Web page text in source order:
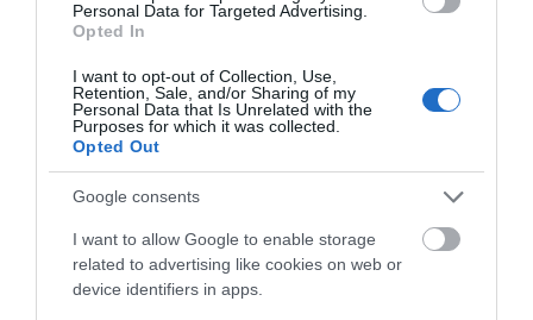
Personal Data for Targeted Advertising.
Opted In
I want to opt-out of Collection, Use,
Retention, Sale, and/or Sharing of my
Personal Data that Is Unrelated with the
Purposes for which it was collected.
Opted Out
Google consents
I want to allow Google to enable storage
related to advertising like cookies on web or
device identifiers in apps.
26.10.2024 | 18:00